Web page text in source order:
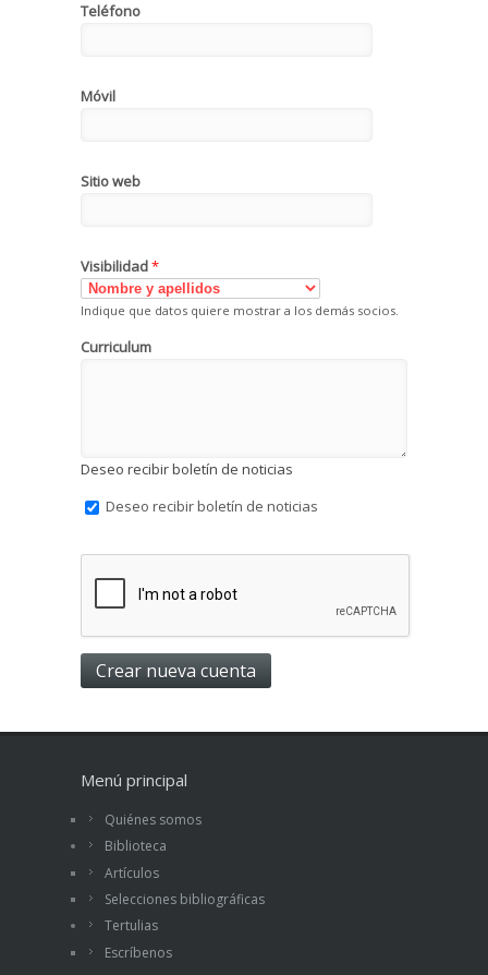
Teléfono
Móvil
Sitio web
Visibilidad*
Indique que datos quiere mostrar a los demás socios.
Curriculum
Deseo recibir boletín de noticias
Deseo recibir boletín de noticias
Menú principal
Quiénes somos
Biblioteca
Artículos
Selecciones bibliográficas
Tertulias
Escríbenos